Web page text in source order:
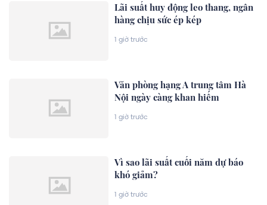
Lãi suất huy động leo thang, ngân
hàng chịu sức ép kép
1 giờ trước
Văn phòng hạng A trung tâm Hà
Nội ngày càng khan hiếm
1 giờ trước
Vì sao lãi suất cuối năm dự báo
khó giảm?
1 giờ trước